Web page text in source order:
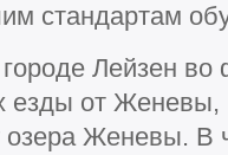
стандартам
Лейзен во
езды от Женевы,
Женевы. В